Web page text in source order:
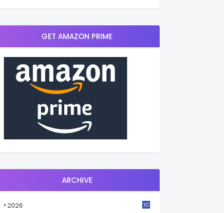
GET AMAZON PRIME
ARCHIVE
2026
10